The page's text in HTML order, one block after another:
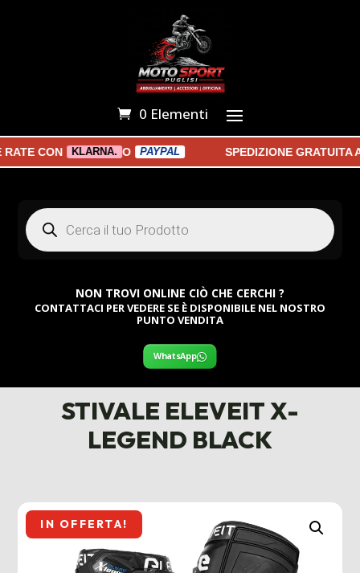
0 Elementi
CON KLARNA. O PAYPAL SPEDIZIONE GRATUITA A
Products
search
NON TROVI ONLINE CIÒ CHE CERCHI ?
CONTATTACI PER VEDERE SE È DISPONIBILE NEL NOSTRO
PUNTO VENDITA
WhatsApp
STIVALE ELEVEIT X-
LEGEND BLACK
IN OFFERTA!